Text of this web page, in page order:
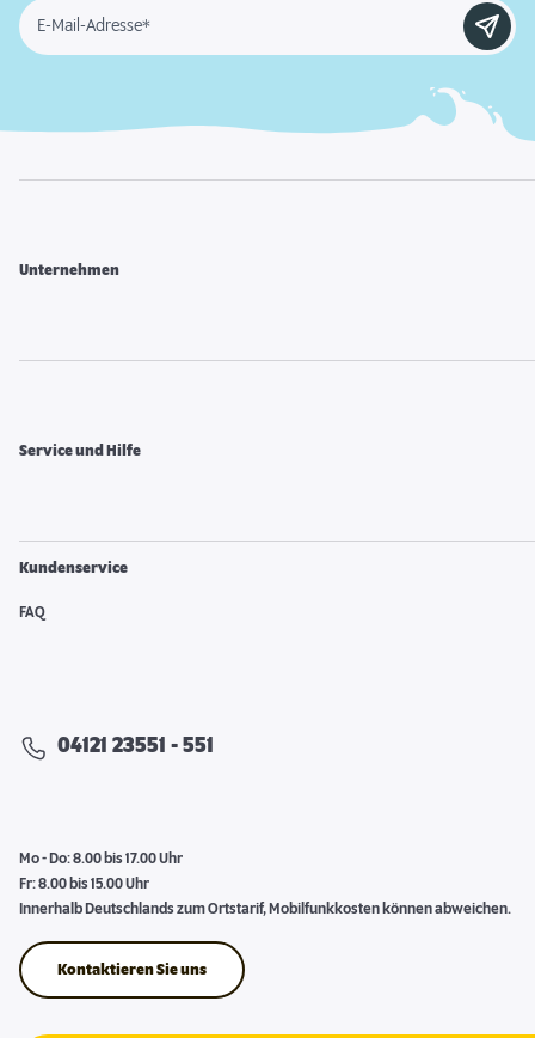
E-Mail-Adresse*
Unternehmen
Service und Hilfe
Kundenservice
FAQ
04121 23551 - 551
Mo - Do: 8.00 bis 17.00 Uhr
Fr: 8.00 bis 15.00 Uhr
Innerhalb Deutschlands zum Ortstarif, Mobilfunkkosten können abweichen.
Kontaktieren Sie uns